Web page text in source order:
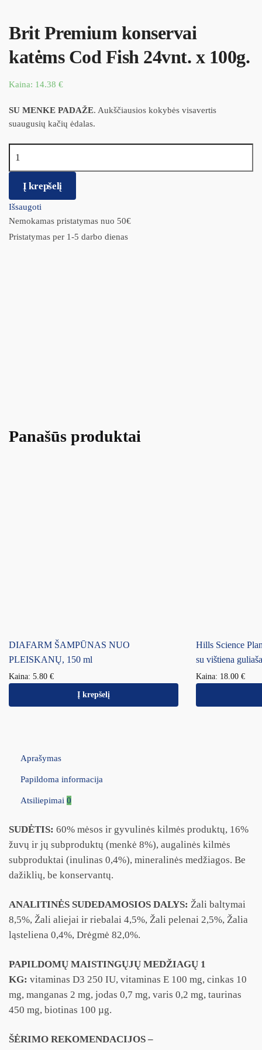
Brit Premium konservai
katėms Cod Fish 24vnt. x 100g.
Kaina: 14.38 €
SU MENKE PADAŽE. Aukščiausios kokybės visavertis
suaugusių kačių ėdalas.
Į krepšelį
Išsaugoti
Nemokamas pristatymas nuo 50€
Pristatymas per 1-5 darbo dienas
Panašūs produktai
DIAFARM ŠAMPŪNAS NUO
PLEISKANŲ, 150 ml
Kaina: 5.80 €
Į krepšelį
Hills Science
su vištiena
Kaina: 18.00 €
Aprašymas
Papildoma informacija
Atsiliepimai 0
SUDĖTIS: 60% mėsos ir gyvulinės kilmės produktų, 16%
žuvų ir jų subproduktų (menkė 8%), augalinės kilmės
subproduktai (inulinas 0,4%), mineralinės medžiagos. Be
dažiklių, be konservantų.
ANALITINĖS SUDEDAMOSIOS DALYS: Žali baltymai
8,5%, Žali aliejai ir riebalai 4,5%, Žali pelenai 2,5%, Žalia
ląsteliena 0,4%, Drėgmė 82,0%.
PAPILDOMŲ MAISTINGŲJŲ MEDŽIAGŲ 1
KG: vitaminas D3 250 IU, vitaminas E 100 mg, cinkas 10
mg, manganas 2 mg, jodas 0,7 mg, varis 0,2 mg, taurinas
450 mg, biotinas 100 µg.
ŠĖRIMO REKOMENDACIJOS –